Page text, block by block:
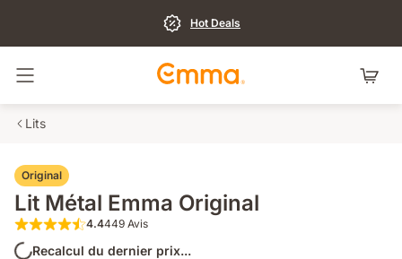
Hot Deals
Basculer la navigation
Lits
Original
Lit Métal Emma Original
4.4 sur 5 étoiles 449 Avis
4.4449 Avis
Recalcul du dernier prix...